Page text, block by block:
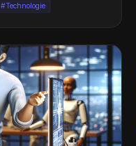
#Technologie